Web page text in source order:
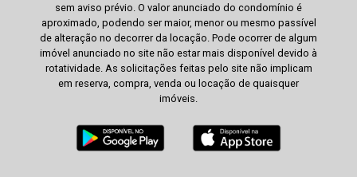
sem aviso prévio. O valor anunciado do condomínio é
aproximado, podendo ser maior, menor ou mesmo passível
de alteração no decorrer da locação. Pode ocorrer de algum
imóvel anunciado no site não estar mais disponível devido à
rotatividade. As solicitações feitas pelo site não implicam
em reserva, compra, venda ou locação de quaisquer
imóveis.